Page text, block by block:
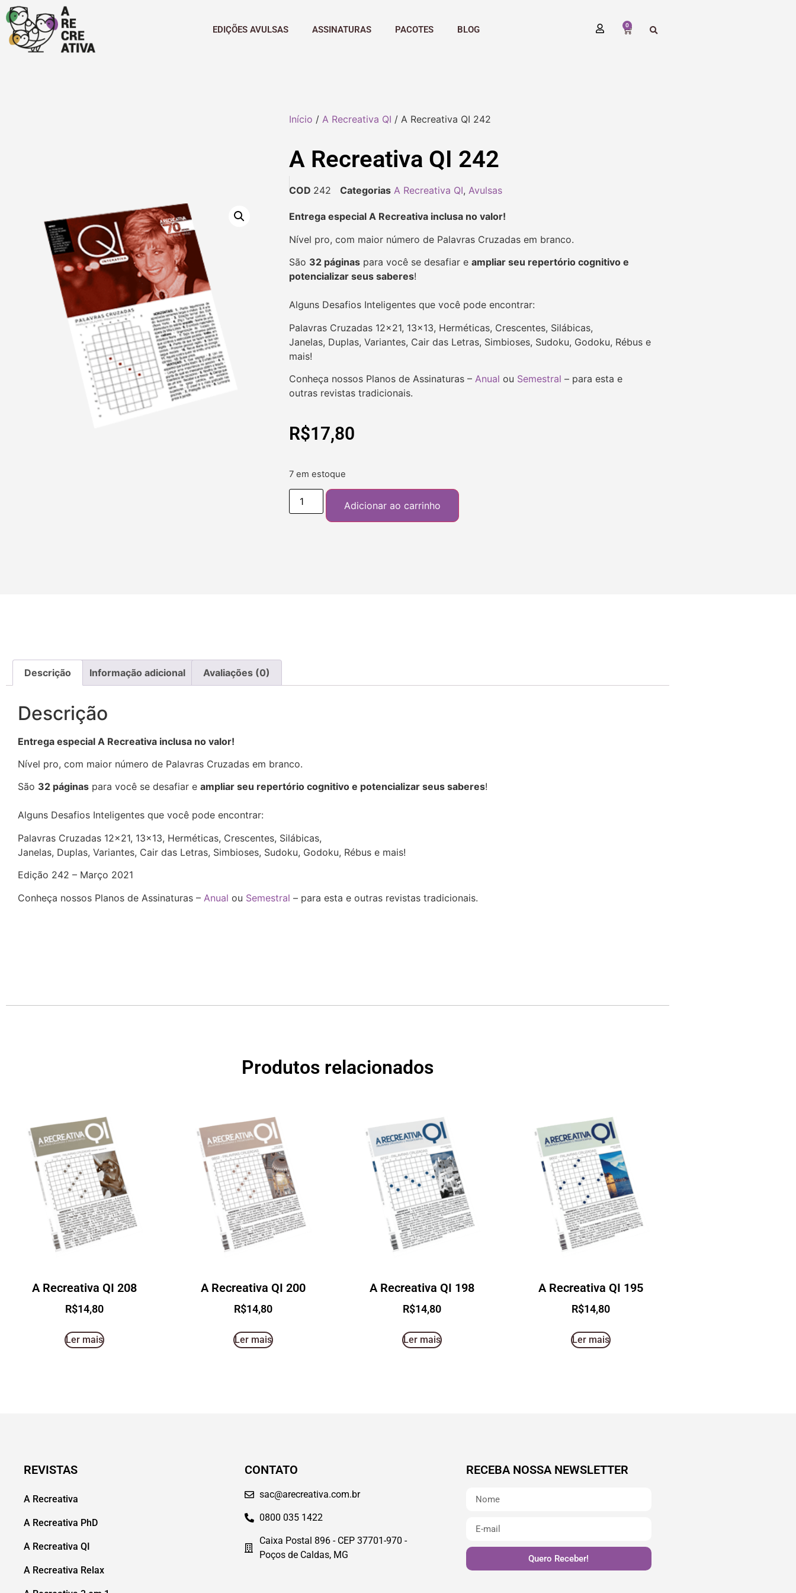
EDIÇÕES AVULSAS ASSINATURAS PACOTES BLOG 0
Início / A Recreativa QI / A Recreativa QI 242
A Recreativa QI 242
COD 242 Categorias A Recreativa QI, Avulsas
Entrega especial A Recreativa inclusa no valor!
Nível pro, com maior número de Palavras Cruzadas em branco.
São 32 páginas para você se desafiar e ampliar seu repertório cognitivo e
potencializar seus saberes!
Alguns Desafios Inteligentes que você pode encontrar:
Palavras Cruzadas 12×21, 13×13, Herméticas, Crescentes, Silábicas,
Janelas, Duplas, Variantes, Cair das Letras, Simbioses, Sudoku, Godoku, Rébus e
mais!
Conheça nossos Planos de Assinaturas – Anual ou Semestral – para esta e
outras revistas tradicionais.
R$17,80
7 em estoque
Adicionar ao carrinho
Descrição Informação adicional Avaliações (0)
Descrição
Entrega especial A Recreativa inclusa no valor!
Nível pro, com maior número de Palavras Cruzadas em branco.
São 32 páginas para você se desafiar e ampliar seu repertório cognitivo e potencializar seus saberes!
Alguns Desafios Inteligentes que você pode encontrar:
Palavras Cruzadas 12×21, 13×13, Herméticas, Crescentes, Silábicas,
Janelas, Duplas, Variantes, Cair das Letras, Simbioses, Sudoku, Godoku, Rébus e mais!
Edição 242 – Março 2021
Conheça nossos Planos de Assinaturas – Anual ou Semestral – para esta e outras revistas tradicionais.
Produtos relacionados
A Recreativa QI 208
R$14,80
Ler mais
A Recreativa QI 200
R$14,80
Ler mais
A Recreativa QI 198
R$14,80
Ler mais
A Recreativa QI 195
R$14,80
Ler mais
REVISTAS
A Recreativa
A Recreativa PhD
A Recreativa QI
A Recreativa Relax
CONTATO
sac@arecreativa.com.br
0800 035 1422
Caixa Postal 896 - CEP 37701-970 -
Poços de Caldas, MG
RECEBA NOSSA NEWSLETTER
Quero Receber!